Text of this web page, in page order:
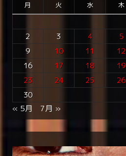
月 火 水 木
2
3 4 5
9
10 11 12
16
17 18 19
23
24 25 26
30
« 5月 7月 »